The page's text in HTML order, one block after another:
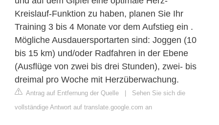
Kreislauf-Funktion zu haben, planen Sie Ihr
Training 3 bis 4 Monate vor dem Aufstieg ein .
Mögliche Ausdauersportarten sind: Joggen (10
bis 15 km) und/oder Radfahren in der Ebene
(Ausflüge von zwei bis drei Stunden), zwei- bis
dreimal pro Woche mit Herzüberwachung.
Antrag auf Entfernung der Quelle | Sehen Sie sich die
vollständige Antwort auf translate.google.com an